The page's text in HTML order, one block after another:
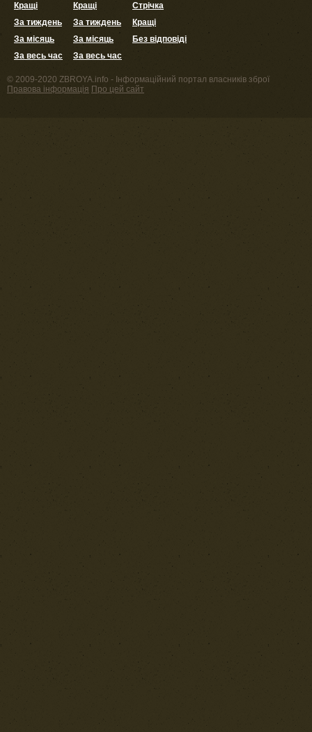
Кращі
За тиждень
За місяць
За весь час
Кращі
За тиждень
За місяць
За весь час
Стрічка
Кращі
Без відповіді
© 2009-2020 ZBROYA.info - Інформаційний портал власників зброї
Правова інформація Про цей сайт